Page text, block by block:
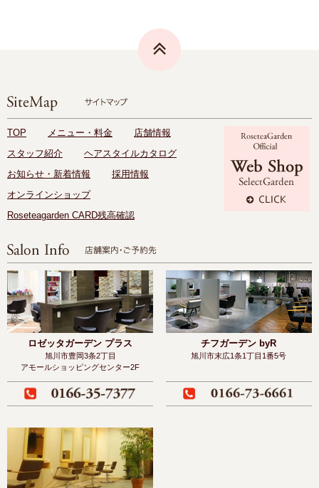
TOP メニュー・料金
店舗情報
スタッフ紹介
ヘアスタイルカタログ
お知らせ・新着情報
採用情報
オンラインショップ
Roseteagarden CARD残高確認
ロゼッタガーデン プラス
旭川市豊岡3条2丁目
アモールショッピングセンター2F
チフガーデン byR
旭川市末広1条1丁目1番5号